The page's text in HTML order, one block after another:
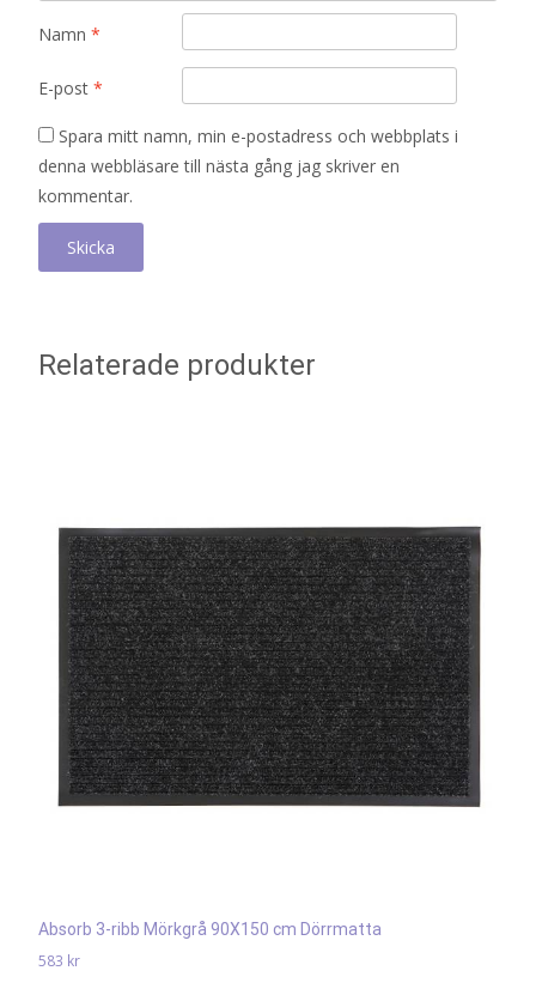
Namn *
E-post *
Spara mitt namn, min e-postadress och webbplats i
denna webbläsare till nästa gång jag skriver en
kommentar.
Relaterade produkter
Absorb 3-ribb Mörkgrå 90X150 cm Dörrmatta
583 kr